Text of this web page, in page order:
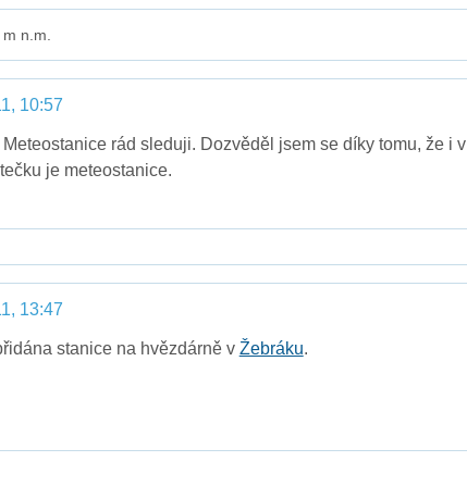
n.m.
10:57
rád sleduji. Dozvěděl jsem se díky tomu, že i v
je meteostanice.
13:47
stanice na hvězdárně v Žebráku.